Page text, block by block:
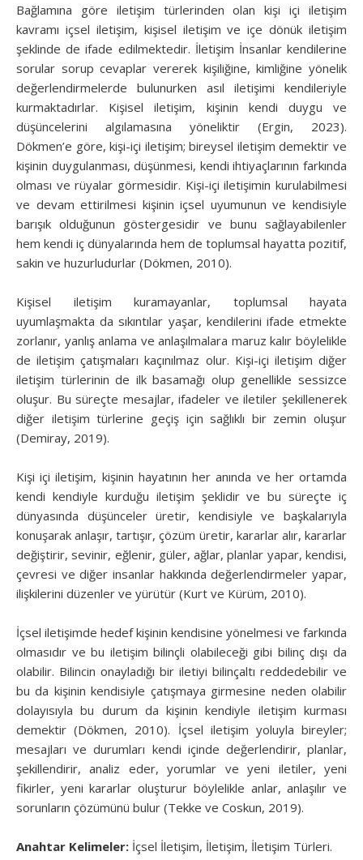
Bağlamına göre iletişim türlerinden olan kişi içi iletişim
kavramı içsel iletişim, kişisel iletişim ve içe dönük iletişim
şeklinde de ifade edilmektedir. İletişim İnsanlar kendilerine
sorular sorup cevaplar vererek kişiliğine, kimliğine yönelik
değerlendirmelerde bulunurken asıl iletişimi kendileriyle
kurmaktadırlar. Kişisel iletişim, kişinin kendi duygu ve
düşüncelerini algılamasına yöneliktir (Ergin, 2023).
Dökmen’e göre, kişi-içi iletişim; bireysel iletişim demektir ve
kişinin duygulanması, düşünmesi, kendi ihtiyaçlarının farkında
olması ve rüyalar görmesidir. Kişi-içi iletişimin kurulabilmesi
ve devam ettirilmesi kişinin içsel uyumunun ve kendisiyle
barışık olduğunun göstergesidir ve bunu sağlayabilenler
hem kendi iç dünyalarında hem de toplumsal hayatta pozitif,
sakin ve huzurludurlar (Dökmen, 2010).
Kişisel iletişim kuramayanlar, toplumsal hayata
uyumlaşmakta da sıkıntılar yaşar, kendilerini ifade etmekte
zorlanır, yanlış anlama ve anlaşılmalara maruz kalır böylelikle
de iletişim çatışmaları kaçınılmaz olur. Kişi-içi iletişim diğer
iletişim türlerinin de ilk basamağı olup genellikle sessizce
oluşur. Bu süreçte mesajlar, ifadeler ve iletiler şekillenerek
diğer iletişim türlerine geçiş için sağlıklı bir zemin oluşur
(Demiray, 2019).
Kişi içi iletişim, kişinin hayatının her anında ve her ortamda
kendi kendiyle kurduğu iletişim şeklidir ve bu süreçte iç
dünyasında düşünceler üretir, kendisiyle ve başkalarıyla
konuşarak anlaşır, tartışır, çözüm üretir, kararlar alır, kararlar
değiştirir, sevinir, eğlenir, güler, ağlar, planlar yapar, kendisi,
çevresi ve diğer insanlar hakkında değerlendirmeler yapar,
ilişkilerini düzenler ve yürütür (Kurt ve Kürüm, 2010).
İçsel iletişimde hedef kişinin kendisine yönelmesi ve farkında
olmasıdır ve bu iletişim bilinçli olabileceği gibi bilinç dışı da
olabilir. Bilincin onayladığı bir iletiyi bilinçaltı reddedebilir ve
bu da kişinin kendisiyle çatışmaya girmesine neden olabilir
dolayısıyla bu durum da kişinin kendiyle iletişim kurması
demektir (Dökmen, 2010). İçsel iletişim yoluyla bireyler;
mesajları ve durumları kendi içinde değerlendirir, planlar,
şekillendirir, analiz eder, yorumlar ve yeni iletiler, yeni
fikirler, yeni kararlar oluşturur böylelikle anlar, anlaşılır ve
sorunların çözümünü bulur (Tekke ve Coskun, 2019).
Anahtar Kelimeler: İçsel İletişim, İletişim, İletişim Türleri.